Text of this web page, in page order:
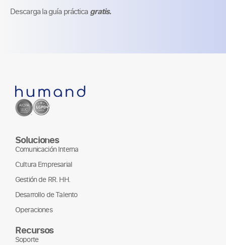
Descarga la guía práctica gratis.
Soluciones
Comunicación Interna
Cultura Empresarial
Gestión de RR. HH.
Desarrollo de Talento
Operaciones
Recursos
Soporte